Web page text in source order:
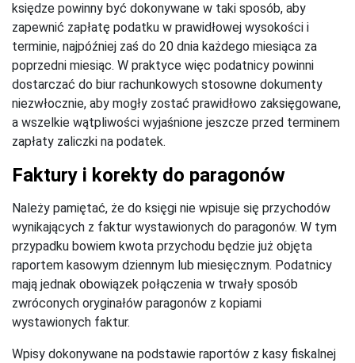
księdze powinny być dokonywane w taki sposób, aby
zapewnić zapłatę podatku w prawidłowej wysokości i
terminie, najpóźniej zaś do 20 dnia każdego miesiąca za
poprzedni miesiąc. W praktyce więc podatnicy powinni
dostarczać do biur rachunkowych stosowne dokumenty
niezwłocznie, aby mogły zostać prawidłowo zaksięgowane,
a wszelkie wątpliwości wyjaśnione jeszcze przed terminem
zapłaty zaliczki na podatek.
Faktury i korekty do paragonów
Należy pamiętać, że do księgi nie wpisuje się przychodów
wynikających z faktur wystawionych do paragonów. W tym
przypadku bowiem kwota przychodu będzie już objęta
raportem kasowym dziennym lub miesięcznym. Podatnicy
mają jednak obowiązek połączenia w trwały sposób
zwróconych oryginałów paragonów z kopiami
wystawionych faktur.
Wpisy dokonywane na podstawie raportów z kasy fiskalnej